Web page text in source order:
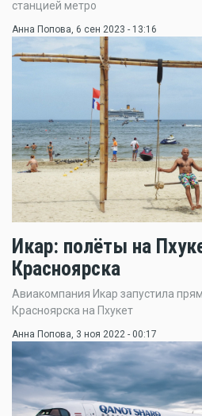
станцией метро
Анна Попова , 6 сен 2023 - 13:16
Икар: полёты на
Красноярска
Авиакомпания Икар запустила
Красноярска на Пхукет
Анна Попова , 3 ноя 2022 - 00:17